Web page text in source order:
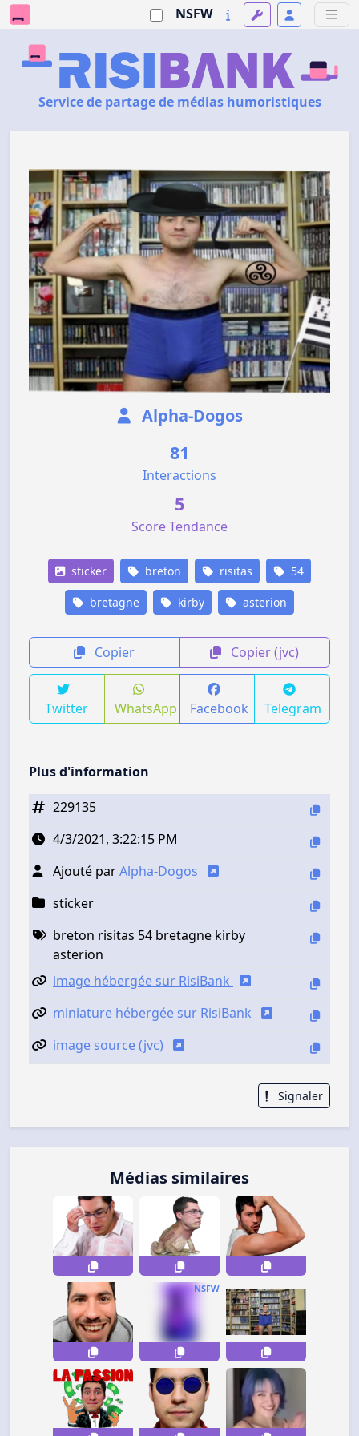
NSFW
Service de partage de médias humoristiques
Alpha-Dogos
81
Interactions
5
Score Tendance
sticker breton risitas 54
bretagne kirby asterion
Copier Copier (jvc)
Twitter WhatsApp Facebook Telegram
Plus d'information
229135
4/3/2021, 3:22:15 PM
Ajouté parAlpha-Dogos
sticker
breton risitas 54 bretagne kirby
asterion
image hébergée sur RisiBank
miniature hébergée sur RisiBank
image source (jvc)
Signaler
Médias similaires
NSFW